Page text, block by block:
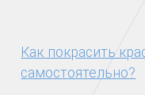
Как покрасить
самостоятельно?